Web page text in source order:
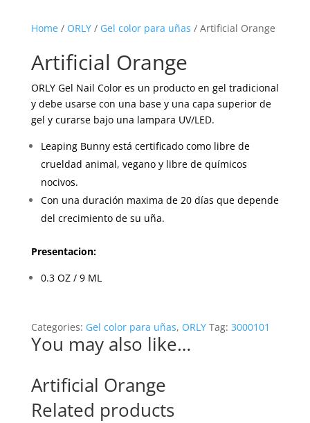
Home/ ORLY/ Gel color para uñas / Artificial Orange
Artificial Orange
ORLY Gel Nail Color es un producto en gel tradicional
y debe usarse con una base y una capa superior de
gel y curarse bajo una lampara UV/LED.
Leaping Bunny está certificado como libre de
crueldad animal, vegano y libre de químicos
nocivos.
Con una duración maxima de 20 días que depende
del crecimiento de su uña.
Presentacion:
0.3 OZ / 9 ML
Categories: Gel color para uñas, ORLY Tag: 3000101
You may also like…
Artificial Orange
Related products